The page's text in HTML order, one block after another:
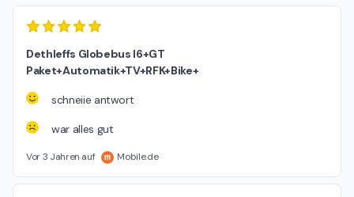
Dethleffs Globebus I6+GT
Paket+Automatik+TV+RFK+Bike+
schneiie antwort
war alles gut
Vor 3 Jahren auf Mobile.de